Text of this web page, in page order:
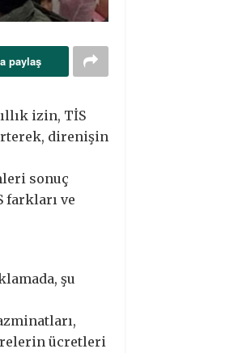
paylaş
izin, TİS
direnişin
sonuç
farkları ve
şu
ücretleri